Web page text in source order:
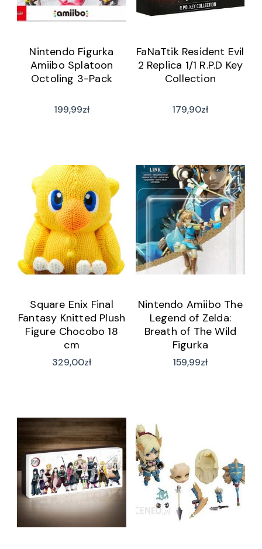
Nintendo Figurka
Amiibo Splatoon
Octoling 3-Pack
199,99zł
FaNaTtik Resident Evil
2 Replica 1/1 R.P.D Key
Collection
179,90zł
Square Enix Final
Fantasy Knitted Plush
Figure Chocobo 18
cm
329,00zł
Nintendo Amiibo The
Legend of Zelda:
Breath of The Wild
Figurka
159,99zł